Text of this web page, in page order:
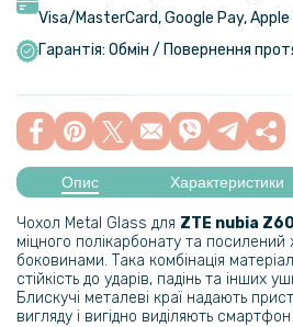
239 грн
299 грн
319 грн
399 грн
Гідрогелева плівка iNobi Privacy Matte
(Антишпигун)
159 грн
199 грн
Visa/MasterСard, Google Pay,
Гарантія: Обмін / Повернення
Опис Характеристики
Чохол Metal Glass для ZTE nubia
міцного полікарбонату та
боковинами. Така комбінація
стійкість до ударів, падінь та інших
Блискучі металеві краї надають
вигляду і вигідно виділяють